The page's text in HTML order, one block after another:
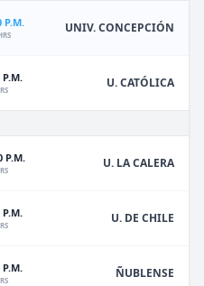
P.M. UNIV. CONCEPCIÓN
U. CATÓLICA
P.M. U. LA CALERA
U. DE CHILE
ÑUBLENSE